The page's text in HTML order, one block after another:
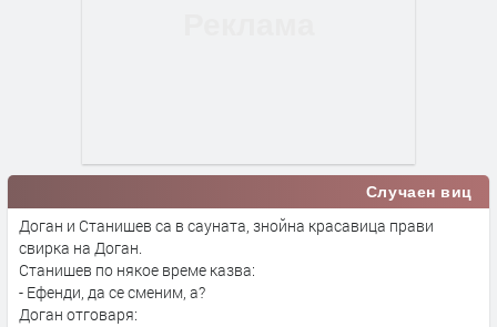
Случаен виц
Доган и Станишев са в сауната, знойна красавица прави
свирка на Доган.
Станишев по някое време казва:
- Ефенди, да се сменим, а?
Доган отговаря: